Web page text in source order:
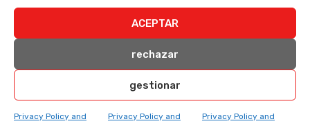
ACEPTAR
rechazar
gestionar
Privacy Policy and
Privacy Policy and
Privacy Policy and